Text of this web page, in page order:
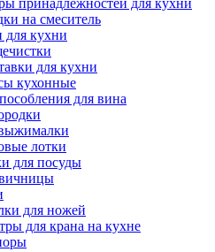
принадлежностей для кухни
на смеситель
кухни
для кухни
кухонные
для вина
лотки
для посуды
для ножей
для крана на кухне